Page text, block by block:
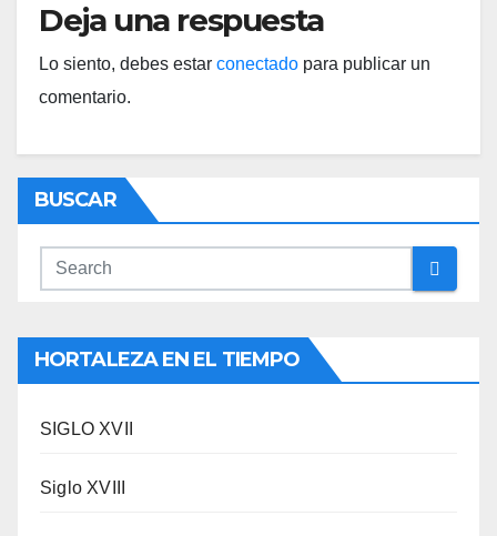
Deja una respuesta
Lo siento, debes estar conectado para publicar un
comentario.
BUSCAR
HORTALEZA EN EL TIEMPO
SIGLO XVII
Siglo XVIII